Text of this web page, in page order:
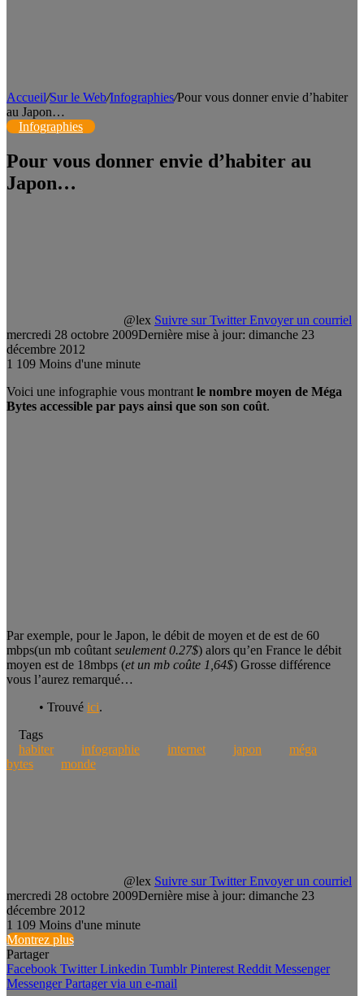
Accueil/Sur le Web/Infographies/Pour vous donner envie d’habiter
au Japon…
Infographies
Pour vous donner envie d’habiter au
Japon…
@lex Suivre sur Twitter Envoyer un courriel
mercredi 28 octobre 2009Dernière mise à jour: dimanche 23
décembre 2012
1 109 Moins d'une minute
Voici une infographie vous montrant le nombre moyen de Méga
Bytes accessible par pays ainsi que son son coût.
Par exemple, pour le Japon, le débit de moyen et de est de 60
mbps(un mb coûtant seulement 0.27$) alors qu’en France le débit
moyen est de 18mbps (et un mb coûte 1,64$) Grosse différence
vous l’aurez remarqué…
• Trouvé ici.
Tags
habiter
infographie internet japon
méga
bytes
monde
@lex Suivre sur Twitter Envoyer un courriel
mercredi 28 octobre 2009Dernière mise à jour: dimanche 23
décembre 2012
1 109 Moins d'une minute
Montrez plus
Partager
Facebook Twitter Linkedin Tumblr Pinterest Reddit Messenger
Messenger Partager via un e-mail